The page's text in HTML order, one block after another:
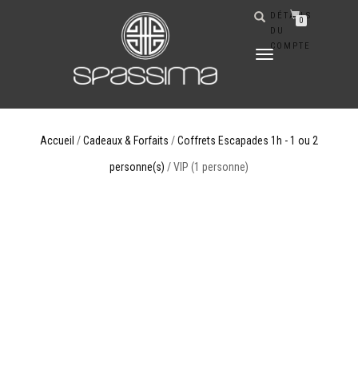
DÉPLIER
DÉTAILS
DU
COMPTE
0
Accueil /Cadeaux & Forfaits /Coffrets Escapades 1h - 1 ou 2
personne(s) / VIP (1 personne)